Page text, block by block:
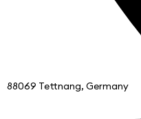
88069 Tettnang, Germany